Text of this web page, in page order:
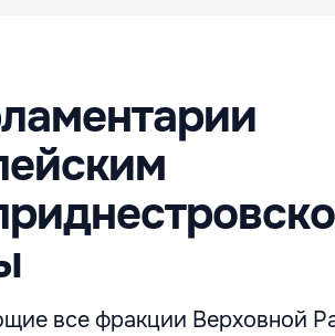
все фракции Верховной